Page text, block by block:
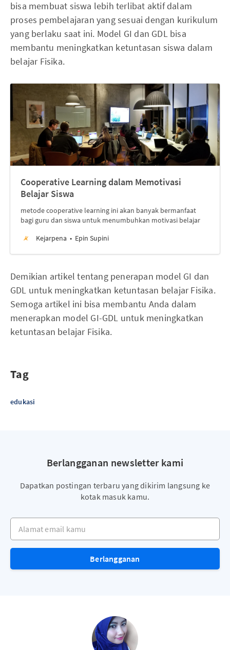
bisa membuat siswa lebih terlibat aktif dalam
proses pembelajaran yang sesuai dengan kurikulum
yang berlaku saat ini. Model GI dan GDL bisa
membantu meningkatkan ketuntasan siswa dalam
belajar Fisika.
Cooperative Learning dalam Memotivasi
Belajar Siswa
metode cooperative learning ini akan banyak bermanfaat
bagi guru dan siswa untuk menumbuhkan motivasi belajar
Kejarpena
Epin Supini
Demikian artikel tentang penerapan model GI dan
GDL untuk meningkatkan ketuntasan belajar Fisika.
Semoga artikel ini bisa membantu Anda dalam
menerapkan model GI-GDL untuk meningkatkan
ketuntasan belajar Fisika.
Tag
edukasi
Berlangganan newsletter kami
Dapatkan postingan terbaru yang dikirim langsung ke
kotak masuk kamu.
Alamat email kamu
Berlangganan